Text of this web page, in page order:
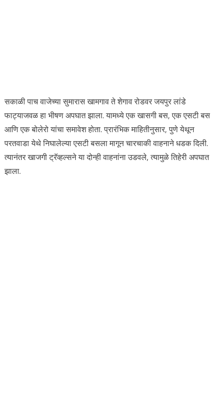
सकाळी पाच वाजेच्या सुमारास खामगाव ते शेगाव रोडवर जयपुर लांडे
फाट्याजवळ हा भीषण अपघात झाला. यामध्ये एक खासगी बस, एक एसटी बस
आणि एक बोलेरो यांचा समावेश होता. प्रारंभिक माहितीनुसार, पुणे येथून
परतवाडा येथे निघालेल्या एसटी बसला मागून चारचाकी वाहनाने धडक दिली.
त्यानंतर खाजगी ट्रॅव्हल्सने या दोन्ही वाहनांना उडवले, त्यामुळे तिहेरी अपघात
झाला.